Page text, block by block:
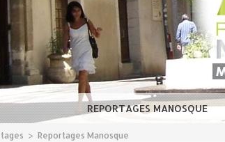
REPORTAGES MANOSQUE
> Reportages Manosque